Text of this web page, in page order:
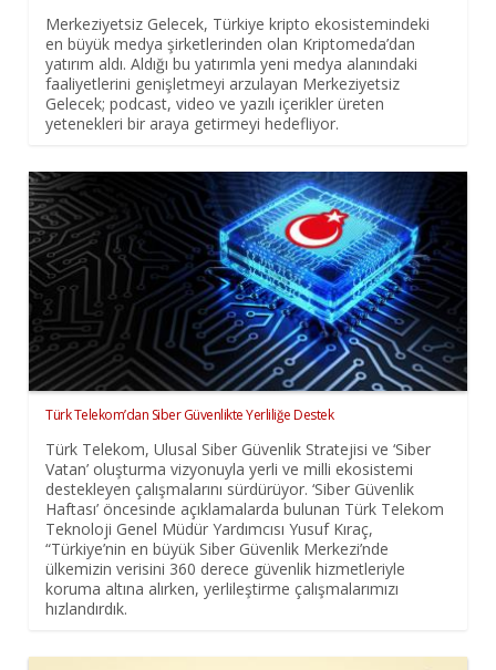
Merkeziyetsiz Gelecek, Türkiye kripto ekosistemindeki
en büyük medya şirketlerinden olan Kriptomeda’dan
yatırım aldı. Aldığı bu yatırımla yeni medya alanındaki
faaliyetlerini genişletmeyi arzulayan Merkeziyetsiz
Gelecek; podcast, video ve yazılı içerikler üreten
yetenekleri bir araya getirmeyi hedefliyor.
Türk Telekom’dan Siber Güvenlikte Yerliliğe Destek
Türk Telekom, Ulusal Siber Güvenlik Stratejisi ve ‘Siber
Vatan’ oluşturma vizyonuyla yerli ve milli ekosistemi
destekleyen çalışmalarını sürdürüyor. ‘Siber Güvenlik
Haftası’ öncesinde açıklamalarda bulunan Türk Telekom
Teknoloji Genel Müdür Yardımcısı Yusuf Kıraç,
“Türkiye’nin en büyük Siber Güvenlik Merkezi’nde
ülkemizin verisini 360 derece güvenlik hizmetleriyle
koruma altına alırken, yerlileştirme çalışmalarımızı
hızlandırdık.